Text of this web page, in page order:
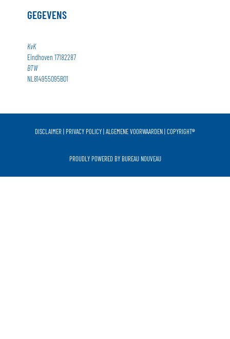
GEGEVENS
KvK
Eindhoven 17182287
BTW
NL814955095B01
DISCLAIMER|PRIVACY POLICY|ALGEMENE VOORWAARDEN|COPYRIGHT®
PROUDLY POWERED BY BUREAU NOUVEAU​